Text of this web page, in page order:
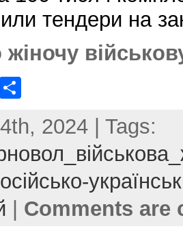
тендери на
жіночу
E
ar
e
2024 | Tags:
Comments are